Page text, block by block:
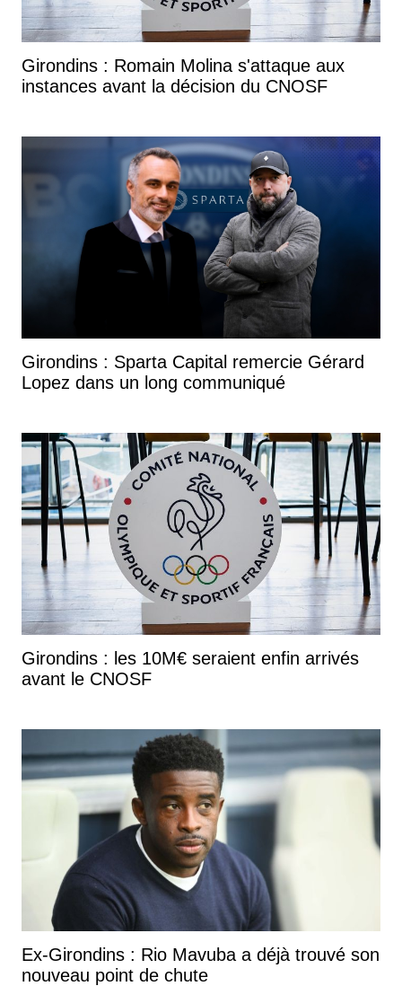
Girondins : Romain Molina s'attaque aux
instances avant la décision du CNOSF
Girondins : Sparta Capital remercie Gérard
Lopez dans un long communiqué
Girondins : les 10M€ seraient enfin arrivés
avant le CNOSF
Ex-Girondins : Rio Mavuba a déjà trouvé son
nouveau point de chute